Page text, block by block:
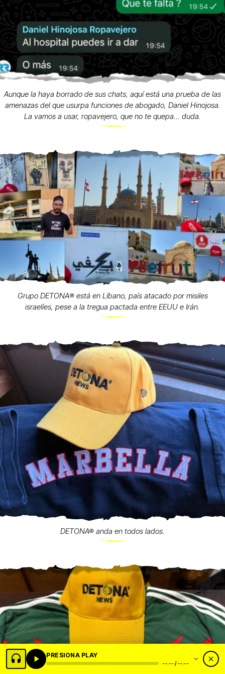
Aunque la haya borrado de sus chats, aquí está una prueba de las
amenazas del que usurpa funciones de abogado, Daniel Hinojosa.
La vamos a usar, ropavejero, que no te quepa... duda.
Grupo DETONA®️ está en Líbano, país atacado por misiles
israelíes, pese a la tregua pactada entre EEUU e Irán.
DETONA® anda en todos lados.
PRESIONA PLAY
--:-- / --:--